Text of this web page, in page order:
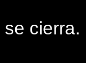
se